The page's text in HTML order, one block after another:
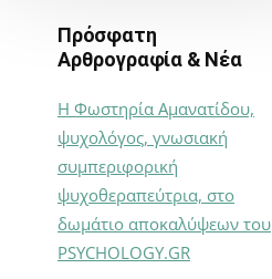
Πρόσφατη
Αρθρογραφία & Νέα
Η Φωστηρία Αμανατίδου,
ψυχολόγος, γνωσιακή
συμπεριφορική
ψυχοθεραπεύτρια, στο
δωμάτιο αποκαλύψεων του
PSYCHOLOGY.GR